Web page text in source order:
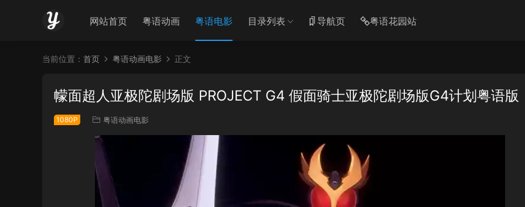
网站首页 粤语动画 粤语电影 目录列表 导航页 粤语花园站
当前位置： 首页 粤语动画电影 正文
幪面超人亚极陀剧场版 PROJECT G4 假面骑士亚极陀剧场版G4计划粤语版
1080P 粤语动画电影